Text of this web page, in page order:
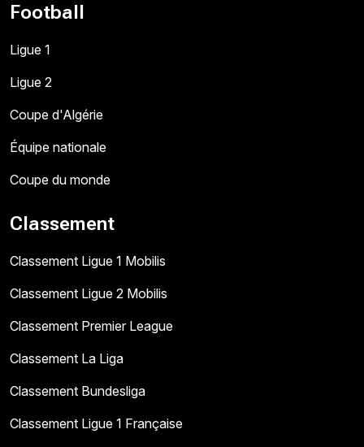
Football
Ligue 1
Ligue 2
Coupe d'Algérie
Équipe nationale
Coupe du monde
Classement
Classement Ligue 1 Mobilis
Classement Ligue 2 Mobilis
Classement Premier League
Classement La Liga
Classement Bundesliga
Classement Ligue 1 Française